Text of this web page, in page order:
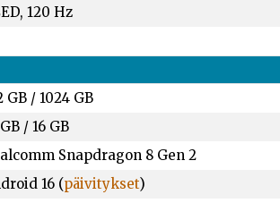
120 Hz
GB /1024 GB
/16 GB
Snapdragon 8 Gen 2
16 (päivitykset)